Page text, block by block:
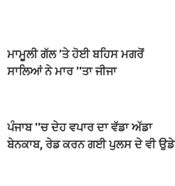
ਮਾਮੂਲੀ ਗੱਲ ’ਤੇ ਹੋਈ ਬਹਿਸ ਮਗਰੋਂ
ਸਾਲਿਆਂ ਨੇ ਮਾਰ ''ਤਾ ਜੀਜਾ
ਪੰਜਾਬ ''ਚ ਦੇਹ ਵਪਾਰ ਦਾ ਵੱਡਾ ਅੱਡਾ
ਬੇਨਕਾਬ, ਰੇਡ ਕਰਨ ਗਈ ਪੁਲਸ ਦੇ ਵੀ ਉਡੇ